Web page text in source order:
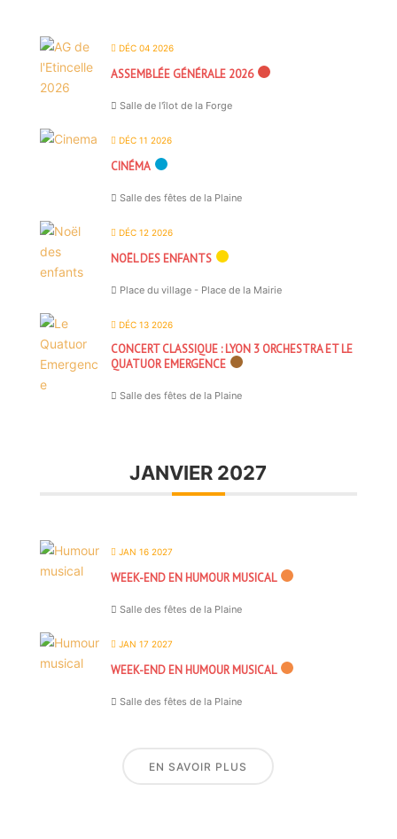
DÉC 04 2026
ASSEMBLÉE GÉNÉRALE 2026
Salle de l'îlot de la Forge
DÉC 11 2026
CINÉMA
Salle des fêtes de la Plaine
DÉC 12 2026
NOËL DES ENFANTS
Place du village - Place de la Mairie
DÉC 13 2026
CONCERT CLASSIQUE : LYON 3 ORCHESTRA ET LE
QUATUOR EMERGENCE
Salle des fêtes de la Plaine
JANVIER 2027
JAN 16 2027
WEEK-END EN HUMOUR MUSICAL
Salle des fêtes de la Plaine
JAN 17 2027
WEEK-END EN HUMOUR MUSICAL
Salle des fêtes de la Plaine
EN SAVOIR PLUS